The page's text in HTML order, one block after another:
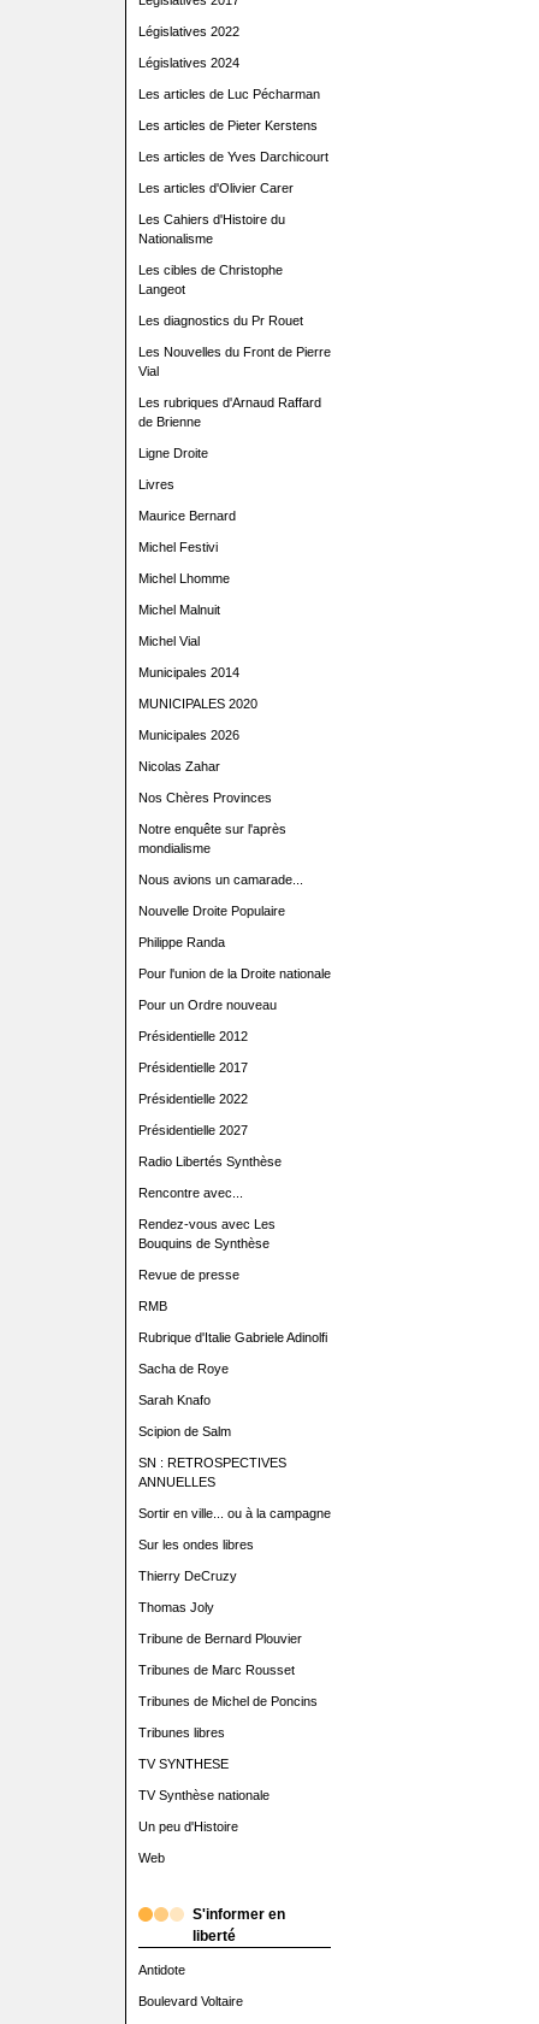
Législatives 2022
Législatives 2024
Les articles de Luc Pécharman
Les articles de Pieter Kerstens
Les articles de Yves Darchicourt
Les articles d'Olivier Carer
Les Cahiers d'Histoire du
Nationalisme
Les cibles de Christophe
Langeot
Les diagnostics du Pr Rouet
Les Nouvelles du Front de Pierre
Vial
Les rubriques d'Arnaud Raffard
de Brienne
Ligne Droite
Livres
Maurice Bernard
Michel Festivi
Michel Lhomme
Michel Malnuit
Michel Vial
Municipales 2014
MUNICIPALES 2020
Municipales 2026
Nicolas Zahar
Nos Chères Provinces
Notre enquête sur l'après
mondialisme
Nous avions un camarade...
Nouvelle Droite Populaire
Philippe Randa
Pour l'union de la Droite nationale
Pour un Ordre nouveau
Présidentielle 2012
Présidentielle 2017
Présidentielle 2022
Présidentielle 2027
Radio Libertés Synthèse
Rencontre avec...
Rendez-vous avec Les
Bouquins de Synthèse
Revue de presse
RMB
Rubrique d'Italie Gabriele Adinolfi
Sacha de Roye
Sarah Knafo
Scipion de Salm
SN : RETROSPECTIVES
ANNUELLES
Sortir en ville... ou à la campagne
Sur les ondes libres
Thierry DeCruzy
Thomas Joly
Tribune de Bernard Plouvier
Tribunes de Marc Rousset
Tribunes de Michel de Poncins
Tribunes libres
TV SYNTHESE
TV Synthèse nationale
Un peu d'Histoire
Web
S'informer en
liberté
Antidote
Boulevard Voltaire